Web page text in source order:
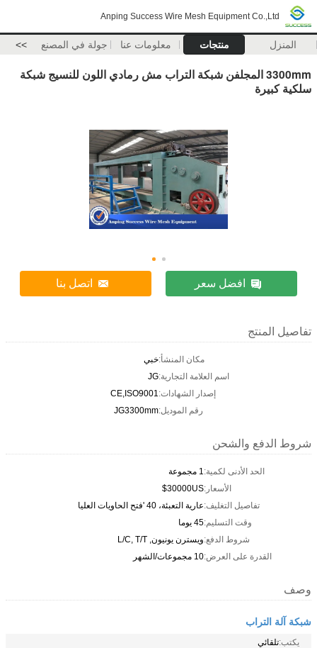
Anping Success Wire Mesh Equipment Co.,Ltd
المنزل منتجات معلومات عنا جولة في المصنع >>
3300mm المجلفن شبكة التراب مش رمادي اللون للنسيج شبكة
سلكية كبيرة
افضل سعر اتصل بنا
تفاصيل المنتج
مكان المنشأ:خبي
اسم العلامة التجارية:JG
إصدار الشهادات:CE,ISO9001
رقم الموديل:JG3300mm
شروط الدفع والشحن
الحد الأدنى لكمية:1 مجموعة
الأسعار:30000US$
تفاصيل التغليف:عارية التعبئة، 40 'فتح الحاويات العليا
وقت التسليم:45 يوما
شروط الدفع:ويسترن يونيون, L/C, T/T
القدرة على العرض:10 مجموعات/الشهر
وصف
شبكة آلة التراب
يكتب:تلقائي